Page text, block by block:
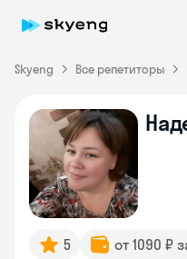
Skyeng Все репетиторы
5 от 1090 ₽
Skyeng Chat
online